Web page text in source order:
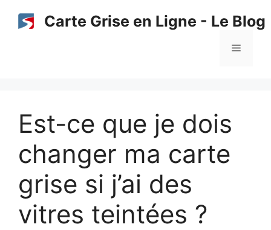
Carte Grise en Ligne - Le Blog
Menu
Est-ce que je dois
changer ma carte
grise si j’ai des
vitres teintées ?